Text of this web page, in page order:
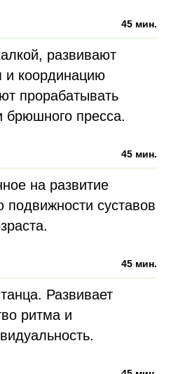
45 мин.
развивают
и координацию
прорабатывать
пресса.
45 мин.
на развитие
подвижности суставов
45 мин.
Развивает
ритма и